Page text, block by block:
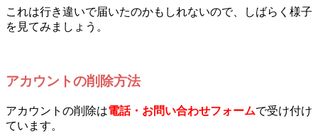
これは行き違いで届いたのかもしれないので、しばらく様子
を見てみましょう。
アカウントの削除方法
アカウントの削除は電話・お問い合わせフォームで受け付け
ています。